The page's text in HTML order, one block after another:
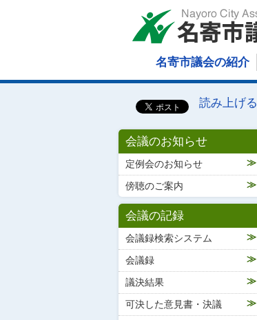
名寄市議会の紹介
読み上げる
会議のお知らせ
定例会のお知らせ
傍聴のご案内
会議の記録
会議録検索システム
会議録
議決結果
可決した意見書・決議